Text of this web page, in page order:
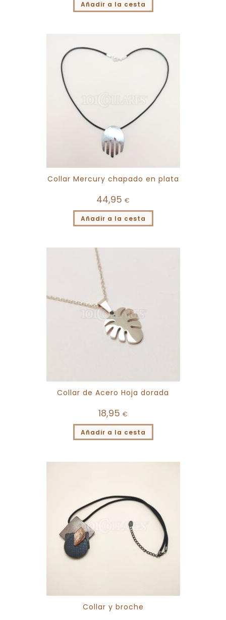
Añadir a la cesta
Collar Mercury chapado en plata
44,95 €
Añadir a la cesta
Collar de Acero Hoja dorada
18,95 €
Añadir a la cesta
Collar y broche